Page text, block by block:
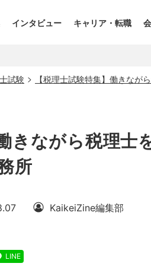
インタビュー キャリア・転職
試験 【税理士試験特集】働きなが
きながら税理士
所
KaikeiZine編集部
LINE